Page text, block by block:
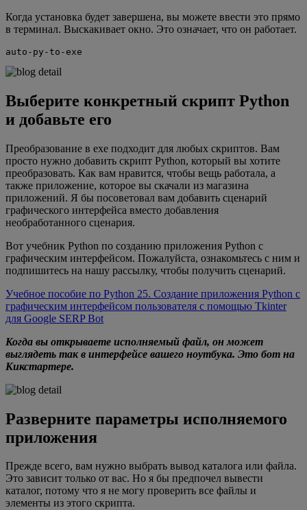
Когда установка будет завершена, вы можете ввести это прямо
в терминал. Выскакивает окно. Это означает, что он работает.
auto-py-to-exe
Выберите конкретный скрипт Python
и добавьте его
Преобразование в exe подходит для любых скриптов. Вам
просто нужно добавить скрипт Python, который вы хотите
преобразовать. Как вам нравится, чтобы вещь работала, а
также приложение, которое вы скачали из магазина
приложений. Я бы посоветовал вам добавить сценарий
графического интерфейса вместо добавления
необработанного сценария.
Вот учебник Python по созданию приложения Python с
графическим интерфейсом. Пожалуйста, ознакомьтесь с ним и
подпишитесь на нашу рассылку, чтобы получить сценарий.
Учебное пособие по Python 25. Создание приложения Python с
графическим интерфейсом пользователя с помощью Tkinter
для Google SERP Bot
Когда вы открываете исполняемый файл, он может
выглядеть так в интерфейсе вашего ноутбука. Это бот на
Кикстартере.
Разверните параметры исполняемого
приложения
Прежде всего, вам нужно выбрать вывод каталога или файла.
Это зависит только от вас. Но я бы предпочел вывести
каталог, потому что я не могу проверить все файлы и
элементы из этого скрипта.